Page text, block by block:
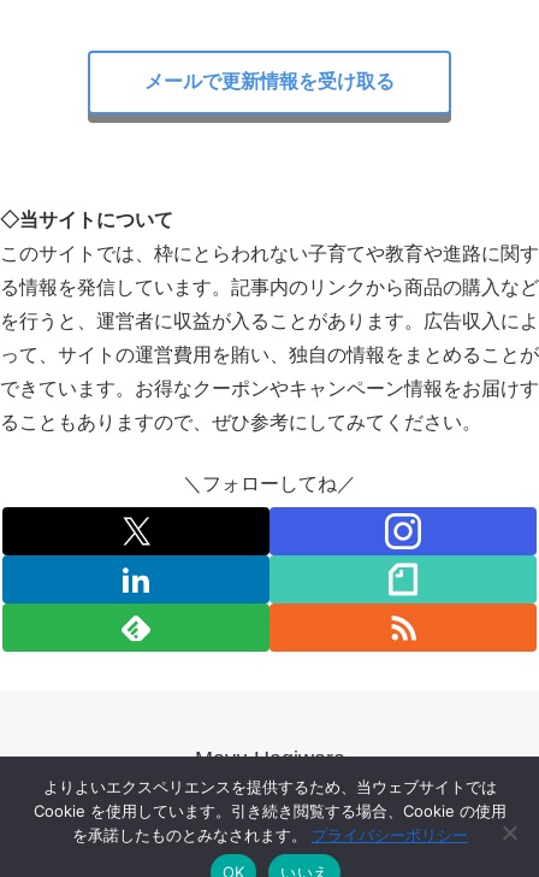
メールで更新情報を受け取る
◇当サイトについて
このサイトでは、枠にとらわれない子育てや教育や進路に関す
る情報を発信しています。記事内のリンクから商品の購入など
を行うと、運営者に収益が入ることがあります。広告収入によ
って、サイトの運営費用を賄い、独自の情報をまとめることが
できています。お得なクーポンやキャンペーン情報をお届けす
ることもありますので、ぜひ参考にしてみてください。
＼フォローしてね／
Mayu Hagiwara
Privacy Policy
Contact
特定商取引法に基づく表記
© 2018-2026 Mayu Hagiwara.
よりよいエクスペリエンスを提供するため、当ウェブサイトでは
Cookie を使用しています。引き続き閲覧する場合、Cookie の使用
を承諾したものとみなされます。 プライバシーポリシー
OK
いいえ